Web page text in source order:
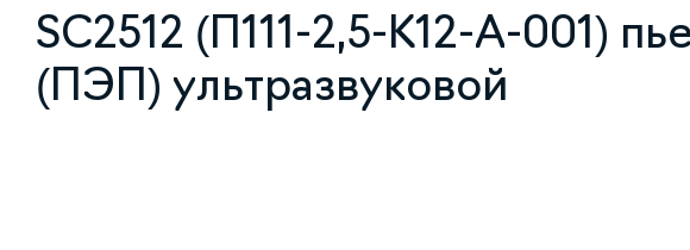
SC2512 (П111-2,5-K12-А-001)
(ПЭП) ультразвуковой